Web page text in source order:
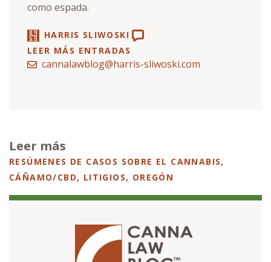
como espada.
HARRIS SLIWOSKI
LEER MÁS ENTRADAS
cannalawblog@harris-sliwoski.com
Leer más
RESÚMENES DE CASOS SOBRE EL CANNABIS,
CÁÑAMO/CBD, LITIGIOS, OREGÓN